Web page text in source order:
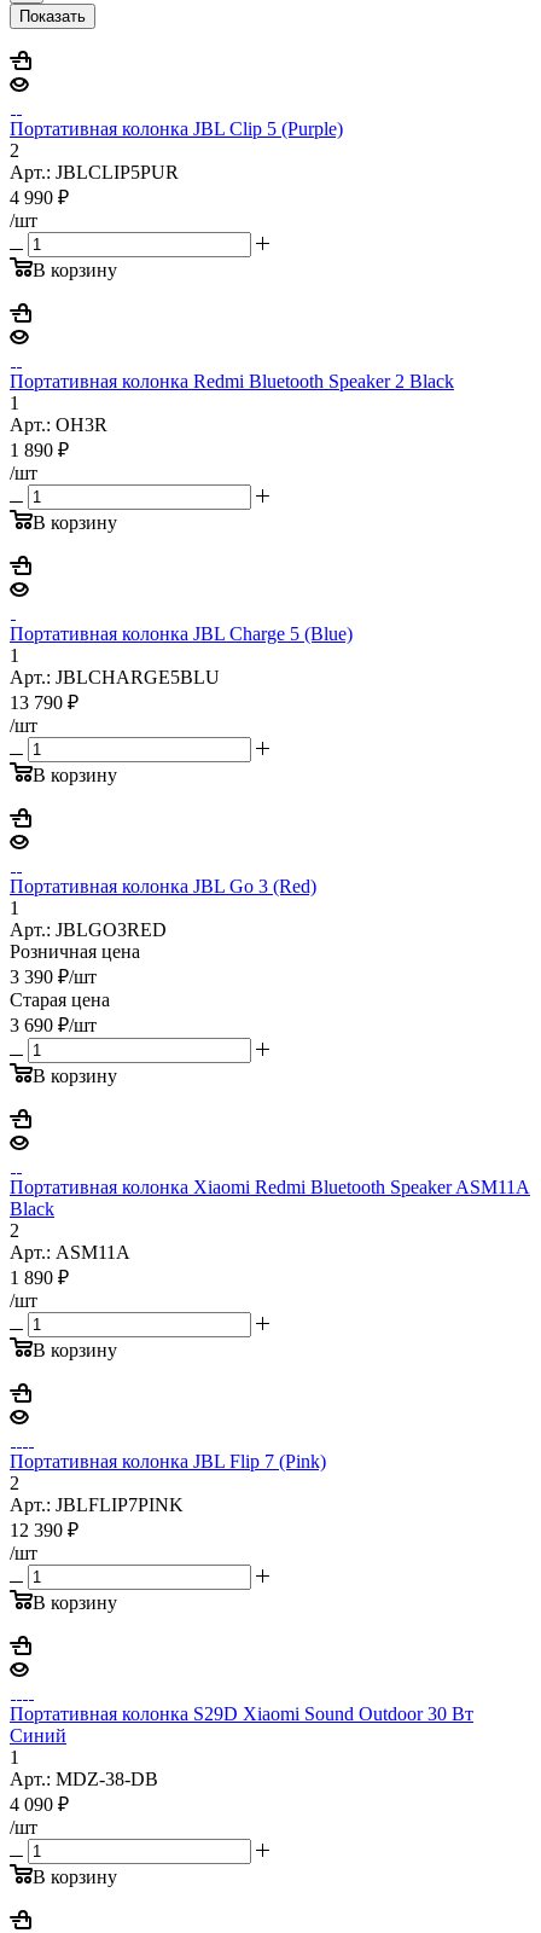
Показать
Портативная колонка JBL Clip 5 (Purple)
2
Арт.: JBLCLIP5PUR
4 990 ₽
/шт
В корзину
Портативная колонка Redmi Bluetooth Speaker 2 Black
1
Арт.: OH3R
1 890 ₽
/шт
В корзину
Портативная колонка JBL Charge 5 (Blue)
1
Арт.: JBLCHARGE5BLU
13 790 ₽
/шт
В корзину
Портативная колонка JBL Go 3 (Red)
1
Арт.: JBLGO3RED
Розничная цена
3 390 ₽/шт
Старая цена
3 690 ₽/шт
В корзину
Портативная колонка Xiaomi Redmi Bluetooth Speaker ASM11A
Black
2
Арт.: ASM11A
1 890 ₽
/шт
В корзину
Портативная колонка JBL Flip 7 (Pink)
2
Арт.: JBLFLIP7PINK
12 390 ₽
/шт
В корзину
Портативная колонка S29D Xiaomi Sound Outdoor 30 Вт
Синий
1
Арт.: MDZ-38-DB
4 090 ₽
/шт
В корзину